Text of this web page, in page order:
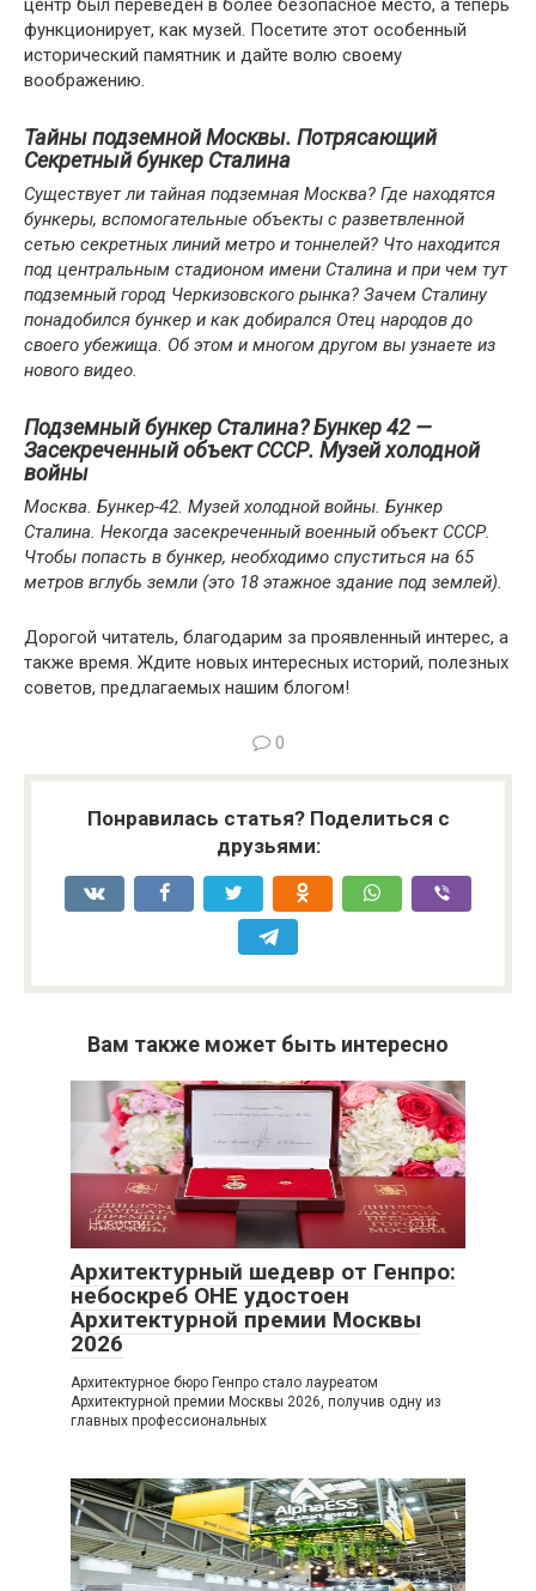
центр был переведен в более безопасное место, а теперь
функционирует, как музей. Посетите этот особенный
исторический памятник и дайте волю своему
воображению.
Тайны подземной Москвы. Потрясающий
Секретный бункер Сталина
Существует ли тайная подземная Москва? Где находятся
бункеры, вспомогательные объекты с разветвленной
сетью секретных линий метро и тоннелей? Что находится
под центральным стадионом имени Сталина и при чем тут
подземный город Черкизовского рынка? Зачем Сталину
понадобился бункер и как добирался Отец народов до
своего убежища. Об этом и многом другом вы узнаете из
нового видео.
Подземный бункер Сталина? Бункер 42 —
Засекреченный объект СССР. Музей холодной
войны
Москва. Бункер-42. Музей холодной войны. Бункер
Сталина. Некогда засекреченный военный объект СССР.
Чтобы попасть в бункер, необходимо спуститься на 65
метров вглубь земли (это 18 этажное здание под землей).
Дорогой читатель, благодарим за проявленный интерес, а
также время. Ждите новых интересных историй, полезных
советов, предлагаемых нашим блогом!
0
Понравилась статья? Поделиться с
друзьями:
Вам также может быть интересно
Новости 0
Архитектурный шедевр от Генпро:
небоскреб ОНЕ удостоен
Архитектурной премии Москвы
2026
Архитектурное бюро Генпро стало лауреатом
Архитектурной премии Москвы 2026, получив одну из
главных профессиональных